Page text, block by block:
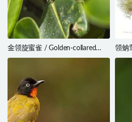
金领旋蜜雀 / Golden-collared
Honeycreeper / Iridophanes
领蚋